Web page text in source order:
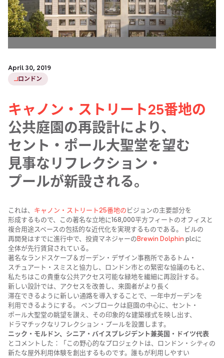
April 30, 2019
ロンドン
キャノン・ストリート25番地の
公共庭園の​再設計に​より、​
セント・ポール大聖堂を​望む​
見事な​リフレクション・
プールが​新設される。
これは、 ​キャノン・ストリート25番地の ​ビジョンの​主要部分を​
形成する​もので、​この​著名な​立地に​168,000平方​フィートの​オフィスと​
複合用途スペースの​包括的な​近代化を​実現する​ものである。​ ビルの​
再開発は​すでに​進行中で、​投資マネジャーの ​Brewin Dolphin plcに​
全体が​先行賃貸されている。
著名な​ランドスケープ＆ガーデン・デザイン事務所である​トム・
スチュアート・スミスと​協力し、​ロンドン市との​緊密な​協議のもと、​
私たちは​この​貴重な​公共アクセス可能な​緑地を​繊細に​再設計する。​
新しい​設計では、​アクセスを​改善し、​来園者が​より​長く​
滞在できるように​新しい​通路を​導入する​ことで、​一年中ガーデンを​
利用できるように​する。​ ペンブロークは​庭園の​中心に、​セント・
ポール大聖堂の​眺望を​讃え、​その​印象的な​建築様式を​映し出す、​
ドラマチックな​リフレクション・プールを​設置します。
ニック・モルドン、​シニア・バイスプレジデント兼英国・ドイツ代表
と​コメントした​：​「この​野心的な​プロジェクトは、​ロンドン・シティの​
新たな​屋外利用​体験を​創出する​ものです。​誰もが​利用しや​すい​